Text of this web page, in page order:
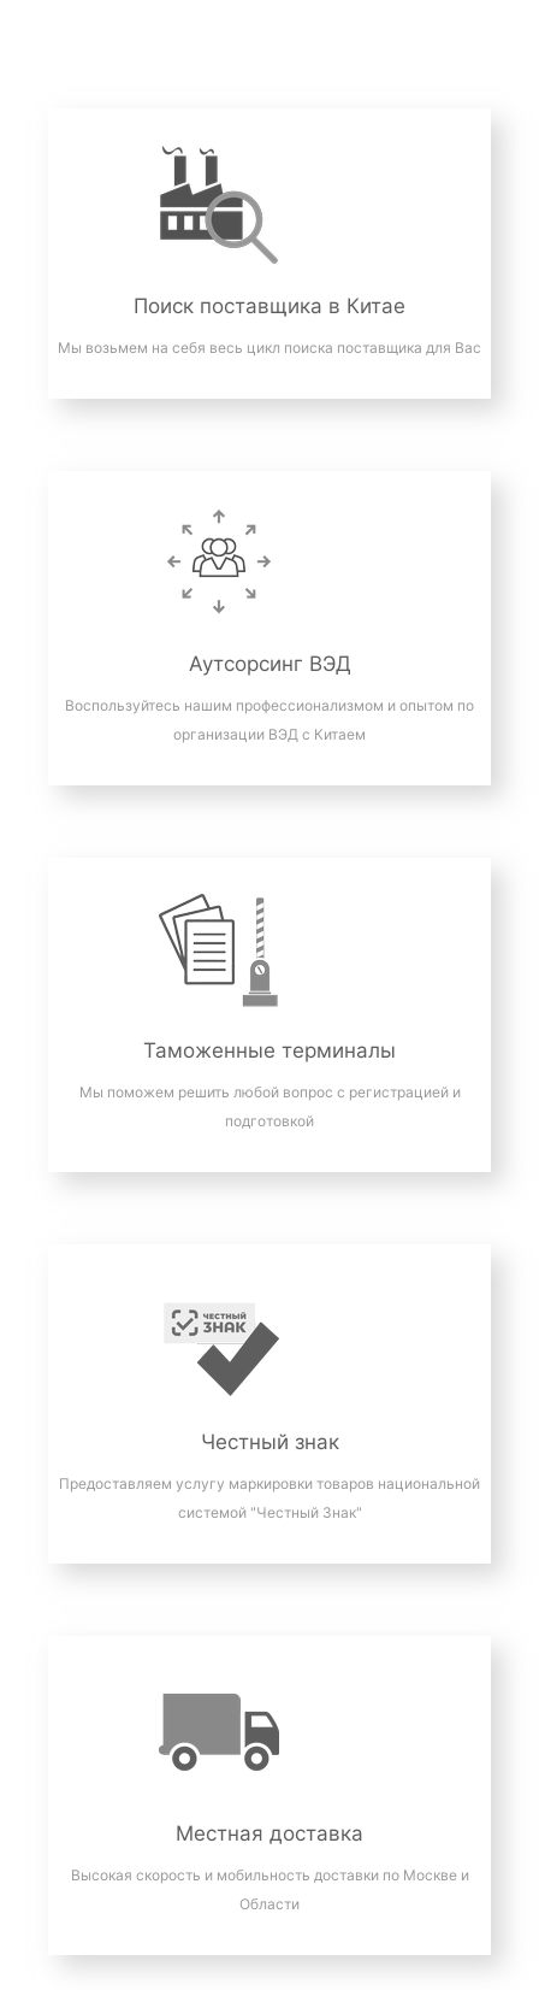
Поиск поставщика в Китае
Мы возьмем на себя весь цикл поиска поставщика для Вас
Аутсорсинг ВЭД
Воспользуйтесь нашим профессионализмом и опытом по
организации ВЭД с Китаем
Таможенные терминалы
Мы поможем решить любой вопрос с регистрацией и
подготовкой
Честный знак
Предоставляем услугу маркировки товаров национальной
системой "Честный Знак"
Местная доставка
Высокая скорость и мобильность доставки по Москве и
Области